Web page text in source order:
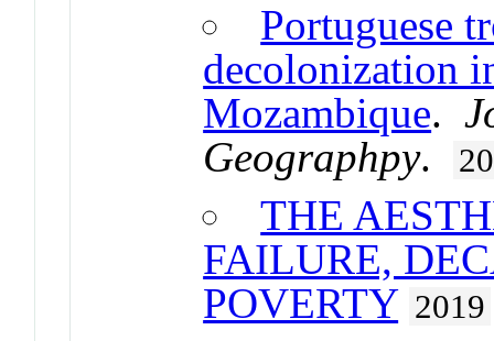
Portuguese
decolonization
Mozambique.
Geographpy.
THE
FAILURE,
POVERTY 2019